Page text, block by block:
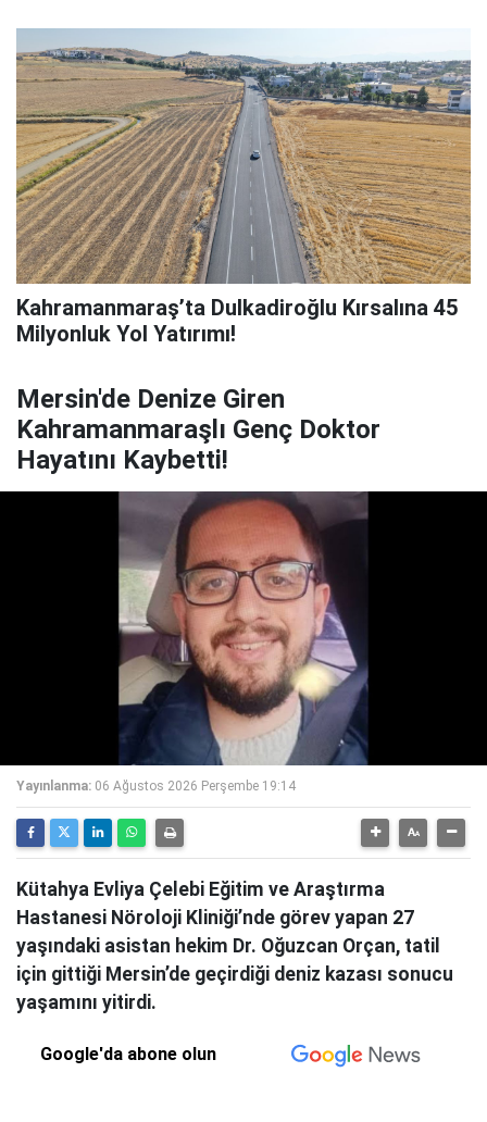
Kahramanmaraş’ta Dulkadiroğlu Kırsalına 45
Milyonluk Yol Yatırımı!
Mersin'de Denize Giren
Kahramanmaraşlı Genç Doktor
Hayatını Kaybetti!
Yayınlanma: 06 Ağustos 2026 Perşembe 19:14
Kütahya Evliya Çelebi Eğitim ve Araştırma
Hastanesi Nöroloji Kliniği’nde görev yapan 27
yaşındaki asistan hekim Dr. Oğuzcan Orçan, tatil
için gittiği Mersin’de geçirdiği deniz kazası sonucu
yaşamını yitirdi.
Google'da abone olun